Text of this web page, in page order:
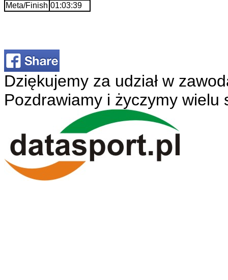
Meta/Finish 01:03:39
Dziękujemy za udział w
Pozdrawiamy i życzymy wielu